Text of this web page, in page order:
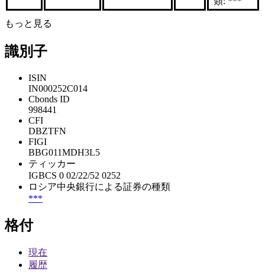
もっと見る
識別子
ISIN
IN000252C014
Cbonds ID
998441
CFI
DBZTFN
FIGI
BBG011MDH3L5
ティッカー
IGBCS 0 02/22/52 0252
ロシア中央銀行による証券の種類
***
格付
現在
履歴